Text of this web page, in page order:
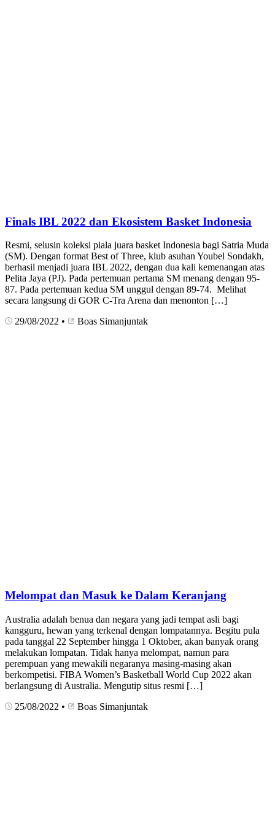
Finals IBL 2022 dan Ekosistem Basket Indonesia
Resmi, selusin koleksi piala juara basket Indonesia bagi Satria Muda
(SM). Dengan format Best of Three, klub asuhan Youbel Sondakh,
berhasil menjadi juara IBL 2022, dengan dua kali kemenangan atas
Pelita Jaya (PJ). Pada pertemuan pertama SM menang dengan 95-
87. Pada pertemuan kedua SM unggul dengan 89-74. Melihat
secara langsung di GOR C-Tra Arena dan menonton […]
29/08/2022 • Boas Simanjuntak
Melompat dan Masuk ke Dalam Keranjang
Australia adalah benua dan negara yang jadi tempat asli bagi
kangguru, hewan yang terkenal dengan lompatannya. Begitu pula
pada tanggal 22 September hingga 1 Oktober, akan banyak orang
melakukan lompatan. Tidak hanya melompat, namun para
perempuan yang mewakili negaranya masing-masing akan
berkompetisi. FIBA Women’s Basketball World Cup 2022 akan
berlangsung di Australia. Mengutip situs resmi […]
25/08/2022 • Boas Simanjuntak